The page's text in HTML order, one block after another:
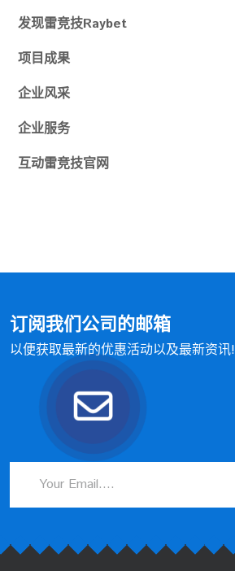
发现雷竞技Raybet
项目成果
企业风采
企业服务
互动雷竞技官网
订阅我们公司的邮箱
以便获取最新的优惠活动以及最新资讯!